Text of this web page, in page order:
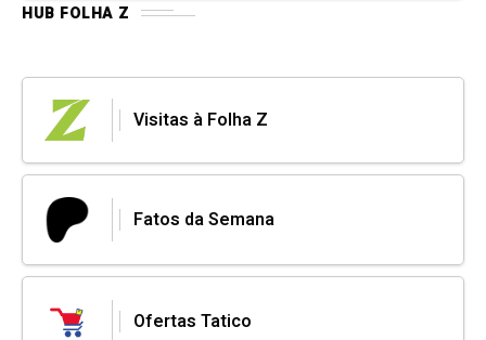
HUB FOLHA Z
Visitas à Folha Z
Fatos da Semana
Ofertas Tatico